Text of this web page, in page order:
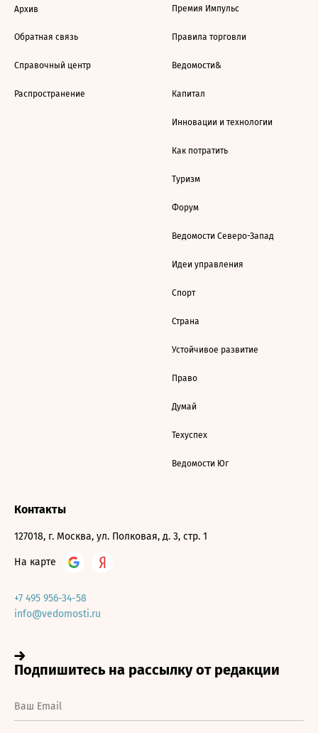
Архив
Обратная связь
Справочный центр
Распространение
Премия Импульс
Правила торговли
Ведомости&
Капитал
Инновации и технологии
Как потратить
Туризм
Форум
Ведомости Северо-Запад
Идеи управления
Спорт
Страна
Устойчивое развитие
Право
Думай
Техуспех
Ведомости Юг
Контакты
127018, г. Москва, ул. Полковая, д. 3, стр. 1
На карте
+7 495 956-34-58
info@vedomosti.ru